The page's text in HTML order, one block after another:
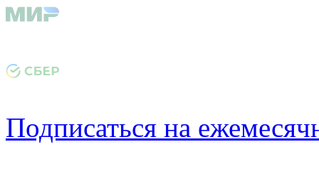
Подписаться на